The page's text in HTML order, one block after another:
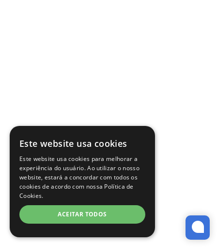
Este website usa cookies
Este website usa cookies para melhorar a
experiência do usuário. Ao utilizar o nosso
website, estará a concordar com todos os
cookies de acordo com nossa Política de
Cookies.
ACEITAR TODOS